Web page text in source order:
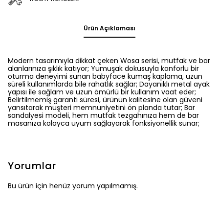
Ürün Açıklaması
Modern tasarımıyla dikkat çeken Wosa serisi, mutfak ve bar
alanlarınıza şıklık katıyor; Yumuşak dokusuyla konforlu bir
oturma deneyimi sunan babyface kumaş kaplama, uzun
süreli kullanımlarda bile rahatlık sağlar; Dayanıklı metal ayak
yapısı ile sağlam ve uzun ömürlü bir kullanım vaat eder;
Belirtilmemiş garanti süresi, ürünün kalitesine olan güveni
yansıtarak müşteri memnuniyetini ön planda tutar; Bar
sandalyesi modeli, hem mutfak tezgahınıza hem de bar
masanıza kolayca uyum sağlayarak fonksiyonellik sunar;
Yorumlar
Bu ürün için henüz yorum yapılmamış.